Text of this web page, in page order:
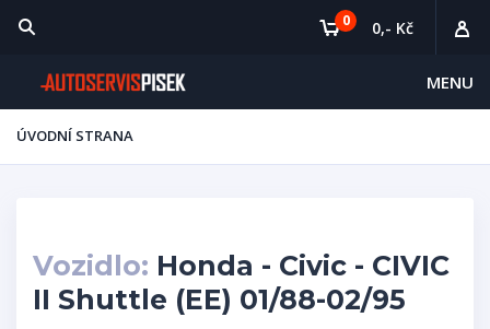
MENU
0 0,- Kč
ÚVODNÍ STRANA
Vozidlo: Honda - Civic - CIVIC
II Shuttle (EE) 01/88-02/95